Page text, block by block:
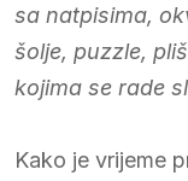
sa natpisima,
šolje, puzzle,
kojima se rade
Kako je vrijeme